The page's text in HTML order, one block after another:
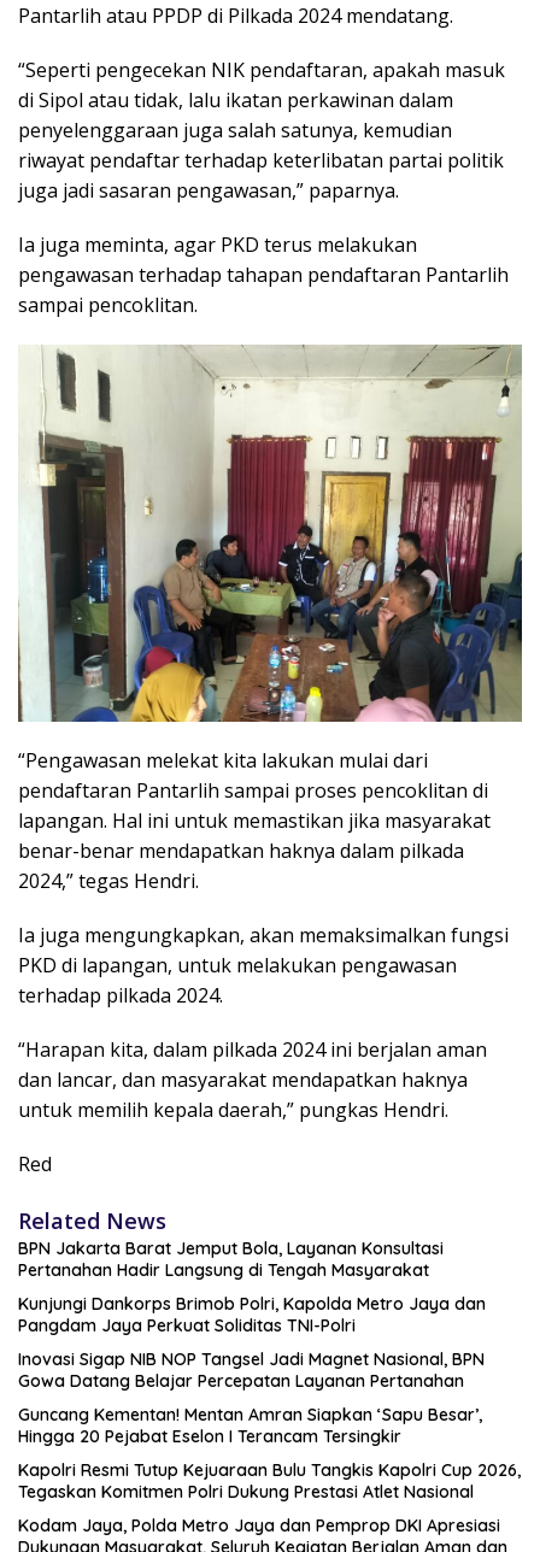
Pantarlih atau PPDP di Pilkada 2024 mendatang.
“Seperti pengecekan NIK pendaftaran, apakah masuk
di Sipol atau tidak, lalu ikatan perkawinan dalam
penyelenggaraan juga salah satunya, kemudian
riwayat pendaftar terhadap keterlibatan partai politik
juga jadi sasaran pengawasan,” paparnya.
Ia juga meminta, agar PKD terus melakukan
pengawasan terhadap tahapan pendaftaran Pantarlih
sampai pencoklitan.
“Pengawasan melekat kita lakukan mulai dari
pendaftaran Pantarlih sampai proses pencoklitan di
lapangan. Hal ini untuk memastikan jika masyarakat
benar-benar mendapatkan haknya dalam pilkada
2024,” tegas Hendri.
Ia juga mengungkapkan, akan memaksimalkan fungsi
PKD di lapangan, untuk melakukan pengawasan
terhadap pilkada 2024.
“Harapan kita, dalam pilkada 2024 ini berjalan aman
dan lancar, dan masyarakat mendapatkan haknya
untuk memilih kepala daerah,” pungkas Hendri.
Red
Related News
BPN Jakarta Barat Jemput Bola, Layanan Konsultasi
Pertanahan Hadir Langsung di Tengah Masyarakat
Kunjungi Dankorps Brimob Polri, Kapolda Metro Jaya dan
Pangdam Jaya Perkuat Soliditas TNI-Polri
Inovasi Sigap NIB NOP Tangsel Jadi Magnet Nasional, BPN
Gowa Datang Belajar Percepatan Layanan Pertanahan
Guncang Kementan! Mentan Amran Siapkan ‘Sapu Besar’,
Hingga 20 Pejabat Eselon I Terancam Tersingkir
Kapolri Resmi Tutup Kejuaraan Bulu Tangkis Kapolri Cup 2026,
Tegaskan Komitmen Polri Dukung Prestasi Atlet Nasional
Kodam Jaya, Polda Metro Jaya dan Pemprop DKI Apresiasi
Dukungan Masyarakat, Seluruh Kegiatan Berjalan Aman dan